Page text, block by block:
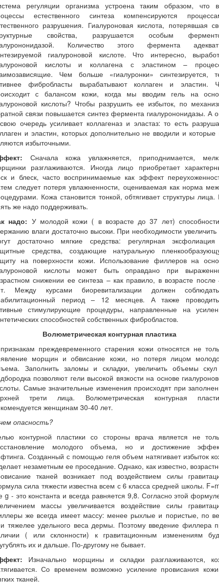
регуляции организма устроена таким образом, что
естественного синтеза компенсируются
разрушения. Гиалуроновая кислота, потерявшая
свойства, разрушается особым
Количество этого фермента
гиалуроновой кислоте. Что интересно,
кислоты и коллагена с эластином –
Чем больше «гиалуронки» синтезируется,
фибробласты вырабатывают коллаген и эластин.
с балансом кожи, когда мы вводим гель на
кислоты? Чтобы разрушить ее избыток, по
связи повышается синтез фермента гиалурононидазы. А
очередь усиливает коллагеназ и эластаз: то есть
и эластин, которых дополнительно не вводили и которые
избыточными.
Сначала кожа увлажняется, приподнимается,
разглаживаются. Иногда лицо приобретает
и блеск, часто воспринимаемые как эффект
следует потеря увлажненности, оцениваемая как норма
Кожа становится тонкой, обтягивает структуры лица.
же надо поддерживать.
надо: У молодой кожи ( в возрасте до 37 лет)
влаги достаточно высоки. При необходимости увеличить
достаточно мягкие средства: регулярная
средства, создающие натуральную
на поверхности кожи. Использование филлеров на
кислоты может быть оправдано при
снижении ее синтеза – как правило, в возрасте после
Между курсами биоревитализации должен
период – 12 месяцев. А также
стимулирующие процедуры, направленные на
способностей собственных фибробластов.
Волюметрическая контурная пластика
преждевременного старения кожи относятся не
морщин и обвисание кожи, но потеря лицом
Заполнить заломы и складки, увеличить объемы
позволяют гели высокой вязкости на основе
Самые значительные изменения происходят при
трети лица. Волюметрическая контурная
женщинам 30-40 лет.
опасность?
контурной пластики со стороны врача является не
молодого объема, но и достижение
Созданный с помощью геля объем натягивает избыток
незаметным ее проседание. Однако, как известно,
тканей возникает под воздействием силы
сила тяжести известна всем с 6 класса средней школы.
g - это константа и всегда равняется 9,8. Согласно этой
массы увеличивается воздействие силы
же всегда имеет массу: менее рыхлые и пористые, по
тяжелее удельного веса дермы. Поэтому введение филлера
( или склонности) к гравитационным изменениям
их и дальше. По-другому не бывает.
Изначально морщины и складки разглаживаются,
Со временем возможно усиление провисания
тканей.